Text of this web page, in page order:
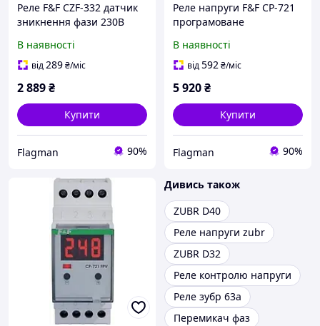
Реле F&F CZF-332 датчик
зникнення фази 230В
В наявності
від289₴/міс
2 889₴
Купити
Flagman 90%
Реле напруги F&F CP-721
програмоване
В наявності
від592₴/міс
5 920₴
Купити
Flagman 90%
Дивись також
ZUBR D40
Реле напруги zubr
ZUBR D32
Реле контролю напруги
Реле зубр 63а
Перемикач фаз